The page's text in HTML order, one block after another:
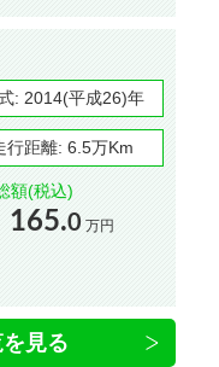
: 2014(平成26)年
行距離: 6.5万Km
額(税込)
165.0 万円
見る